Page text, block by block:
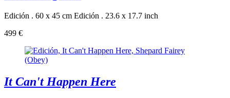
Edición . 60 x 45 cm Edición . 23.6 x 17.7 inch
499 €
It Can't Happen Here